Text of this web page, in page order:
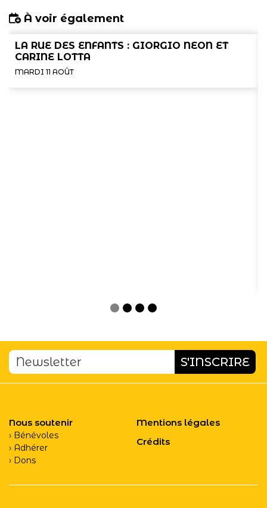
À voir également
LA RUE DES ENFANTS : GIORGIO NEON ET
CARINE LOTTA
MARDI 11 AOÛT
Nous soutenir
Bénévoles
Adhérer
Dons
Mentions légales
Crédits